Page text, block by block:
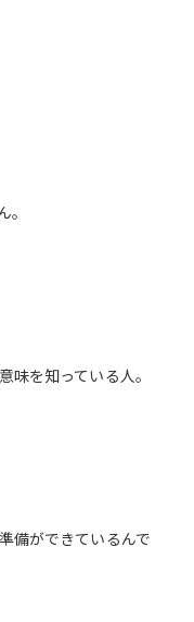
味を知っている人。
備ができているんで